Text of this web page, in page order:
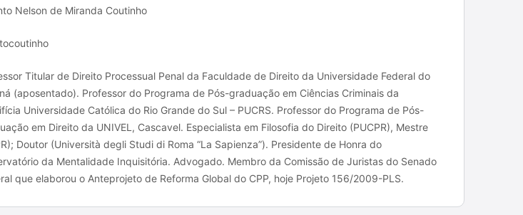
Nelson de Miranda Coutinho
Titular de Direito Processual Penal da Faculdade de Direito da Universidade Federal do
(aposentado). Professor do Programa de Pós-graduação em Ciências Criminais da
Universidade Católica do Rio Grande do Sul – PUCRS. Professor do Programa de Pós-
em Direito da UNIVEL, Cascavel. Especialista em Filosofia do Direito (PUCPR), Mestre
Doutor (Università degli Studi di Roma “La Sapienza”). Presidente de Honra do
da Mentalidade Inquisitória. Advogado. Membro da Comissão de Juristas do Senado
que elaborou o Anteprojeto de Reforma Global do CPP, hoje Projeto 156/2009-PLS.